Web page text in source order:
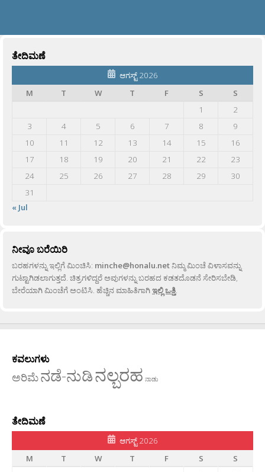
ತೇದಿಮಣೆ
ಆಗಸ್ಟ್ 2026
M
T W T F S
S
1
2
3
4 5 6 7 8
9
10
11 12 13 14 15
16
17
18 19 20 21 22
23
24
25 26 27 28 29
30
31
« Jul
ನೀವೂ ಬರೆಯಿರಿ
ಬರಹಗಳನ್ನು ಇಲ್ಲಿಗೆ ಮಿಂಚಿಸಿ: minche@honalu.netನಿಮ್ಮ ಮಿಂಚೆ ವಿಳಾಸವನ್ನು
ಗುಟ್ಟಾಗಿಡಲಾಗುತ್ತದೆ. ಚಿತ್ರಗಳಿದ್ದರೆ ಅವುಗಳನ್ನು ಬರಹದ ಕಡತದೊಡನೆ ಸೇರಿಸಬೇಡಿ,
ಬೇರೆಯಾಗಿ ಮಿಂಚೆಗೆ ಅಂಟಿಸಿ. ಹೆಚ್ಚಿನ ಮಾಹಿತಿಗಾಗಿಇಲ್ಲಿ ಒತ್ತಿ.
ಕವಲುಗಳು
ಅರಿಮೆನಡೆ-ನುಡಿನಲ್ಬರಹ ನಾಡು
ತೇದಿಮಣೆ
ಆಗಸ್ಟ್ 2026
M
T W T F S
S